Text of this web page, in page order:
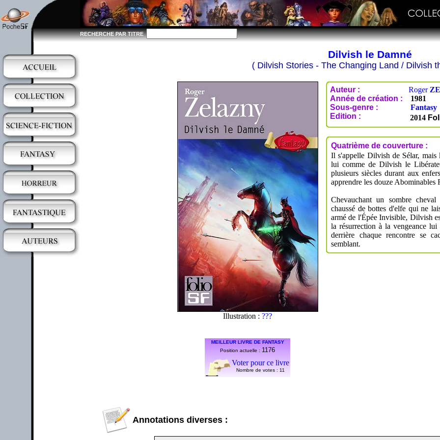
RECHERCHE PAR TITRE
Dilvish le Damné
( Dilvish Stories - The Changing Land / Dilvish
Illustration : ???
MEILLEUR LIVRE DE FANTASY
Position actuelle : 1176
Voter pour ce livre
Nombre de votes : 11
Auteur : Roger
Année de création :
1981
Sous-genre :
Fantasy
Edition :
2014
Quatrième de couverture :
Il s'appelle Dilvish de Sélar, mais
lui comme de Dilvish le
plusieurs siècles durant aux
apprendre les douze Abominables
Chevauchant un sombre
chaussé de bottes d'elfe qui ne
armé de l'Épée Invisible, Dilvish
la résurrection à la vengeance
derrière chaque rencontre se
semblant.
Annotations diverses :